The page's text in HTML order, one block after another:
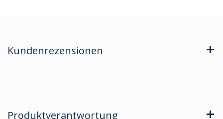
Kundenrezensionen
Produktverantwortung